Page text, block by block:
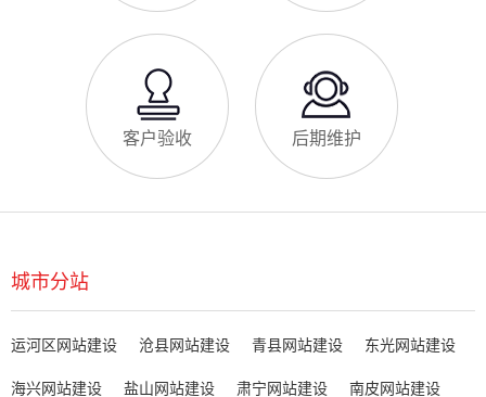
客户验收 后期维护
城市分站
运河区网站建设 沧县网站建设 青县网站建设
东光网站建设
海兴网站建设
盐山网站建设 肃宁网站建设 南皮网站建设